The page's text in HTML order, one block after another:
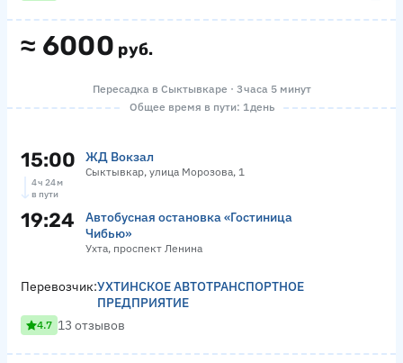
≈ 6000 руб.
Пересадка в Сыктывкаре · 3 часа 5 минут
Общее время в пути: 1 день
15:00 ЖД Вокзал
Сыктывкар, улица Морозова, 1
4 ч 24 м
в пути
19:24
Автобусная остановка «Гостиница
Чибью»
Ухта, проспект Ленина
Перевозчик:УХТИНСКОЕ АВТОТРАНСПОРТНОЕ
ПРЕДПРИЯТИЕ
4.7 13 отзывов